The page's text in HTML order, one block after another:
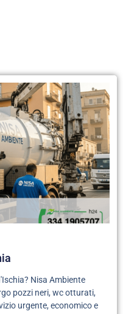
Nisa Ambiente
pozzi neri, wc otturati,
urgente, economico e